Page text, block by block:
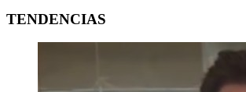
TENDENCIAS